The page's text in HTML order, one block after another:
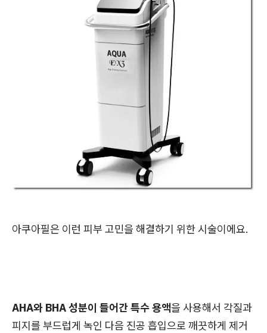
아쿠아필은 이런 피부 고민을 해결하기 위한 시술이에요.
AHA와 BHA 성분이 들어간 특수 용액을 사용해서 각질과
피지를 부드럽게 녹인 다음 진공 흡입으로 깨끗하게 제거